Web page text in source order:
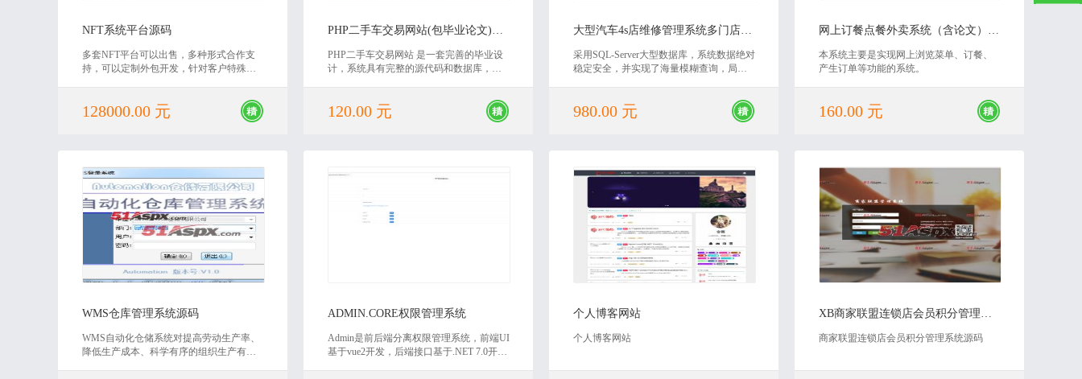
NFT系统平台源码
多套NFT平台可以出售，多种形式合作支
持，可以定制外包开发，针对客户特殊需
128000.00 元
PHP二手车交易网站(包毕业论文)源码
PHP二手车交易网站 是一套完善的毕业设
计，系统具有完整的源代码和数据库，还
欢迎下载。
120.00 元
大型汽车4s店维修管理系统多门店版源码
采用SQL-Server大型数据库，系统数据绝对
稳定安全，并实现了海量模糊查询，局域
980.00 元
网上订餐点餐外卖系统（含论文）源码
本系统主要是实现网上浏览菜单、订餐、
产生订单等功能的系统。
160.00 元
WMS仓库管理系统源码
WMS自动化仓储系统对提高劳动生产率、
降低生产成本、科学有序的组织生产有着
ADMIN.CORE权限管理系统
Admin是前后端分离权限管理系统，前端UI
基于vue2开发，后端接口基于.NET 7.0开
个人博客网站
个人博客网站
XB商家联盟连锁店会员积分管理系统源码
商家联盟连锁店会员积分管理系统源码